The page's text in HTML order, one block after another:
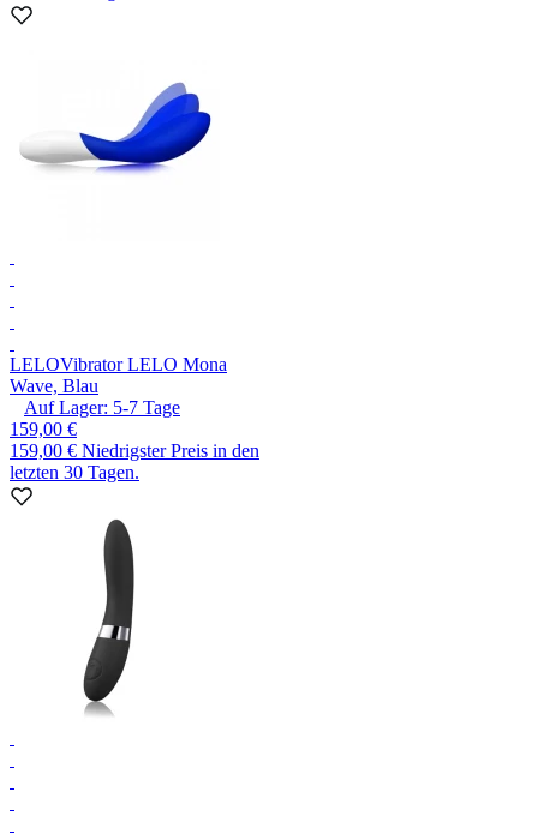
LELOVibrator LELO Mona
Wave, Blau
Auf Lager: 5-7 Tage
159,00 €
159,00 € Niedrigster Preis in den
letzten 30 Tagen.